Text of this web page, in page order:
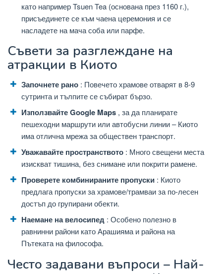
като например Tsuen Tea (основана през 1160 г.),
присъединете се към чаена церемония и се
насладете на мача соба или парфе.
Съвети за разглеждане на
атракции в Киото
Започнете рано : Повечето храмове отварят в 8-9
сутринта и тълпите се събират бързо.
Използвайте Google Maps , за да планирате
пешеходни маршрути или автобусни линии – Киото
има отлична мрежа за обществен транспорт.
Уважавайте пространството : Много свещени места
изискват тишина, без снимане или покрити рамене.
Проверете комбинираните пропуски : Киото
предлага пропуски за храмове/трамваи за по-лесен
достъп до групирани обекти.
Наемане на велосипед : Особено полезно в
равнинни райони като Арашияма и района на
Пътеката на философа.
Често задавани въпроси – Най-